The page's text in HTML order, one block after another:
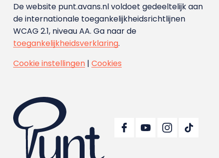
De website punt.avans.nl voldoet gedeeltelijk aan
de internationale toegankelijkheidsrichtlijnen
WCAG 2.1, niveau AA. Ga naar de
toegankelijkheidsverklaring.
Cookie instellingen| Cookies